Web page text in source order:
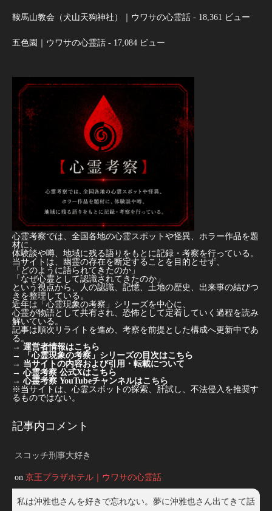
鞍馬山教会（犬山天狗神社）｜ウワサの心霊話 - 18,361 ビュー
五色園｜ウワサの心霊話 - 17,084 ビュー
心霊考察では、全国各地の心霊スポットや怪異、ホラー作品を題
材に、
体験談や噂、地域に残る語りをもとに記録・考察を行っている。
当サイトは、幽霊の存在を断定することを目的とせず、
「どのように語られてきたのか」
「なぜ心霊として認識されてきたのか」
という視点から、人の認識、記憶、土地の歴史、出来事の結びつ
きを整理している。
近年は「心霊現象の考察」シリーズを中心に、
心霊が物語として共有され、恐怖として定着していく過程を読み
解いている。
記事は順次リライトを進め、考察を前提とした構成へ更新中であ
る。
→ 運営者情報はこちら
→
「心霊現象の考察」シリーズの目次はこちら
→ 当サイトの内容および引用・転載について
→ 心霊考察 公式Xはこちら
→ 心霊考察 YouTubeチャンネルはこちら
※当サイトは、心霊スポットの探索、肝試し、不法侵入を推奨す
るものではない。
記事内コメント
スコッチ刑事大好き
on 京王プラザホテル｜ウワサの心霊話
私は沖雅也さんを好きで忘れない。夢に沖雅也さん出てきて話